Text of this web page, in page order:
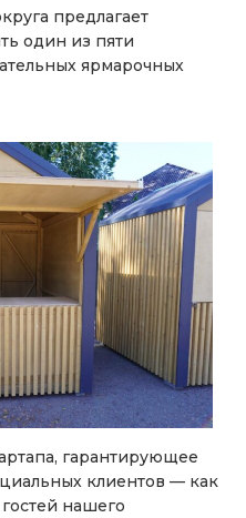
предлагает
один из пяти
ярмарочных
гарантирующее
клиентов — как
нашего